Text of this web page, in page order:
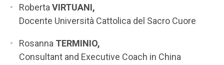
Roberta VIRTUANI,
Docente Università Cattolica del Sacro Cuore
Rosanna TERMINIO,
Consultant and Executive Coach in China